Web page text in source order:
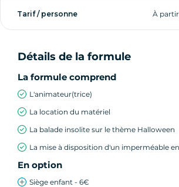
Tarif / personne À
Détails de la formule
La formule comprend
L'animateur(trice)
La location du matériel
La balade insolite sur le thème Halloween
La mise à disposition d'un imperméable
En option
Siège enfant - 6€